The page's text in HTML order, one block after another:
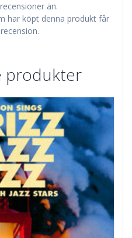
än.
har köpt denna produkt får
produkter